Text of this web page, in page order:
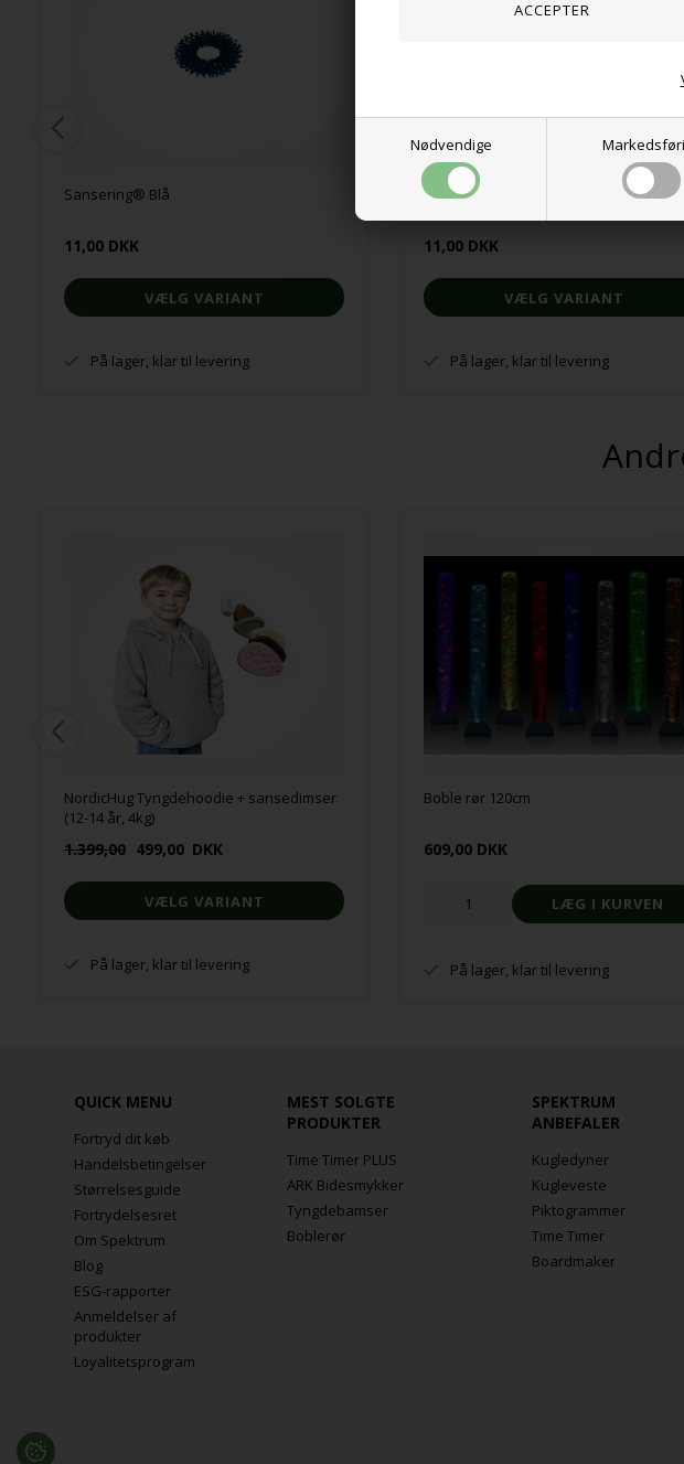
Nødvendige
Sansering® Blå
11,00 DKK
VÆLG VARIANT
På lager, klar til levering
Sansering® Sølvfarvet
11,00 DKK
VÆLG VARIANT
På lager, klar til levering
NordicHug Tyngdehoodie + sansedimser
(12-14 år, 4kg)
1.399,00 499,00 DKK
VÆLG VARIANT
På lager, klar til levering
Boble rør 120cm
609,00 DKK
På lager, klar til levering
QUICK MENU
Fortryd dit køb
Handelsbetingelser
Størrelsesguide
Fortrydelsesret
Om Spektrum
Blog
ESG-rapporter
Anmeldelser af
produkter
Loyalitetsprogram
MEST SOLGTE
PRODUKTER
Time Timer PLUS
ARK Bidesmykker
Tyngdebamser
Boblerør
SPEKTRUM
ANBEFALER
Kugledyner
Kugleveste
Piktogrammer
Time Timer
Boardmaker